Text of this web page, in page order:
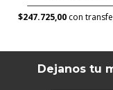
$247.725,00 con
Dejanos tu